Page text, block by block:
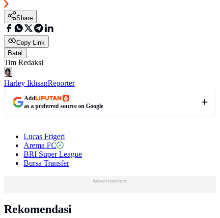
Share
Copy Link
Batal
Tim Redaksi
Harley IkhsanReporter
Add
as a preferred source on Google
Lucas Frigeri
Arema FC
BRI Super League
Bursa Transfer
Advertisement
Rekomendasi